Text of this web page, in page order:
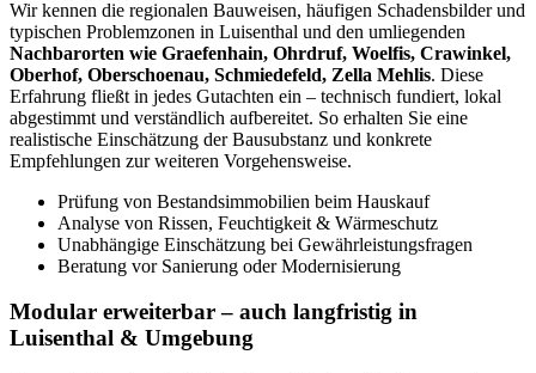
Wir kennen die regionalen Bauweisen, häufigen Schadensbilder und
typischen Problemzonen in Luisenthal und den umliegenden
Nachbarorten wie Graefenhain, Ohrdruf, Woelfis, Crawinkel,
Oberhof, Oberschoenau, Schmiedefeld, Zella Mehlis. Diese
Erfahrung fließt in jedes Gutachten ein – technisch fundiert, lokal
abgestimmt und verständlich aufbereitet. So erhalten Sie eine
realistische Einschätzung der Bausubstanz und konkrete
Empfehlungen zur weiteren Vorgehensweise.
Prüfung von Bestandsimmobilien beim Hauskauf
Analyse von Rissen, Feuchtigkeit & Wärmeschutz
Unabhängige Einschätzung bei Gewährleistungsfragen
Beratung vor Sanierung oder Modernisierung
Modular erweiterbar – auch langfristig in
Luisenthal & Umgebung